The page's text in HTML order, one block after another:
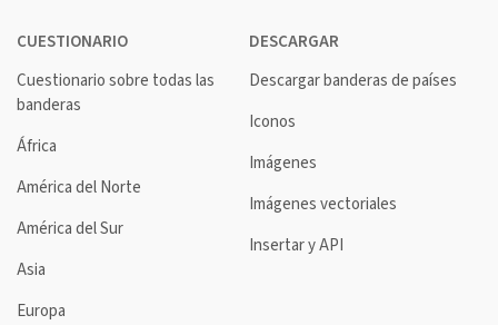
CUESTIONARIO
Cuestionario sobre todas las
banderas
África
América del Norte
América del Sur
Asia
Europa
DESCARGAR
Descargar banderas de países
Iconos
Imágenes
Imágenes vectoriales
Insertar y API